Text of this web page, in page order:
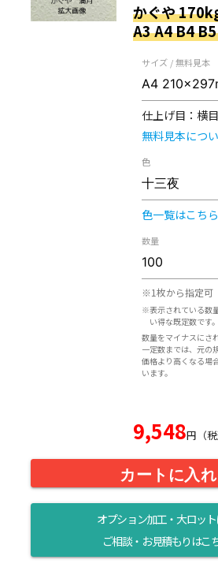
かぐや
A3 A4 B4
サイズ / 無料見本
仕上げ目： 横目
無料見本につ
色
色一覧はこちら
数量
※1枚から指定可
※表示されている数
い得な既定数です。
数量をマイナスにさ
一定数までは、元の
価格より高くなる場
います。
9,548円（税
カートに入
オプション加工・大ロッ
ご相談・お見積もりはこ